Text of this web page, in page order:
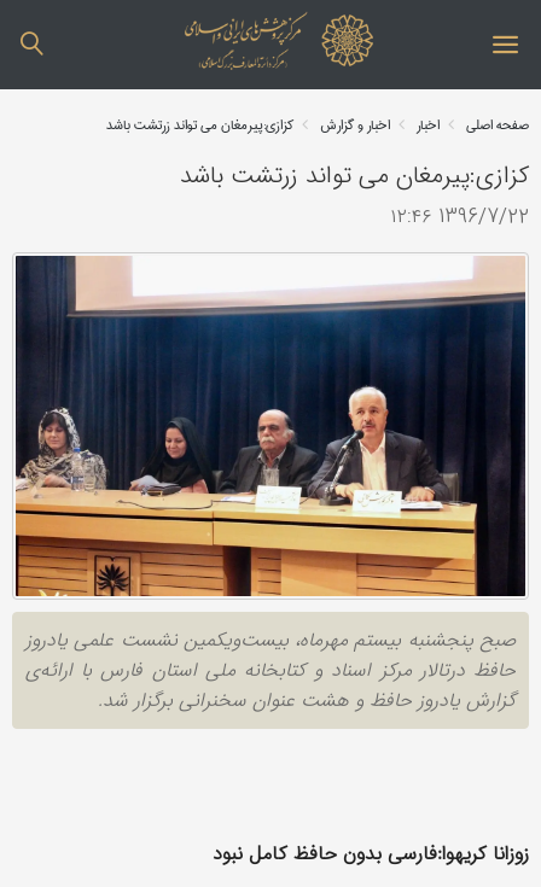
صفحه اصلی اخبار اخبار و گزارش کزازی:پیرمغان می تواند زرتشت باشد
کزازی:پیرمغان می تواند زرتشت باشد
1396/7/22 ۱۲:۴۶
صبح پنجشنبه بیستم مهرماه، بیست‌ویکمین نشست علمی یادروز
حافظ درتالار مرکز اسناد و کتابخانه ملی استان فارس با ارائه‌ی
گزارش یادروز حافظ و هشت عنوان سخنرانی برگزار شد.
زوزانا کریهوا:فارسی بدون حافظ کامل نبود